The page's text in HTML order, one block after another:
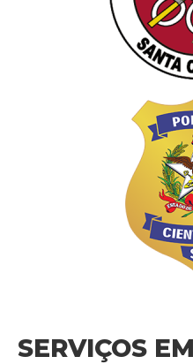
SERVIÇOS